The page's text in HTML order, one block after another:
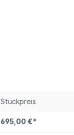
Stückpreis
695,00 €*